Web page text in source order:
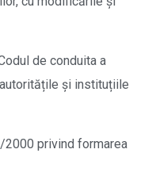
de conduita a
și instituțiile
2000 privind formarea